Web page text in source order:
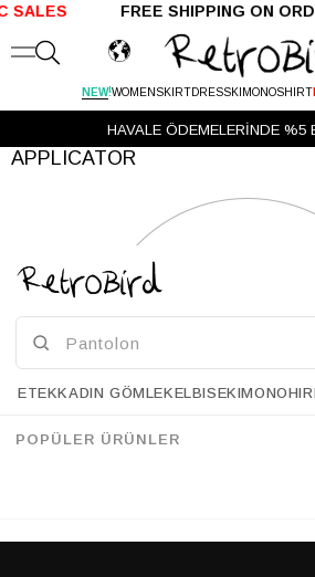
SALESFREE SHIPPING ON
NEW!WOMENSKIRTDRESSKIMONOSHIRT
HAVALE ÖDEMELERİNDE %5
APPLICATOR
ETEKKADIN GÖMLEKELBISEKIMONO
POPÜLER ÜRÜNLER